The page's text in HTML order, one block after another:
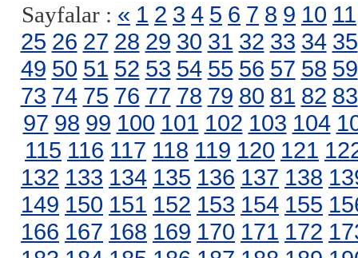
Sayfalar : « 1 2 3 4 5 6 7 8 9 10 11
25 26 27 28 29 30 31 32 33 34 35
49 50 51 52 53 54 55 56 57 58 59
73 74 75 76 77 78 79 80 81 82 83
97 98 99 100 101 102 103 104
115 116 117 118 119 120 121
132 133 134 135 136 137 138
149 150 151 152 153 154 155
166 167 168 169 170 171 172